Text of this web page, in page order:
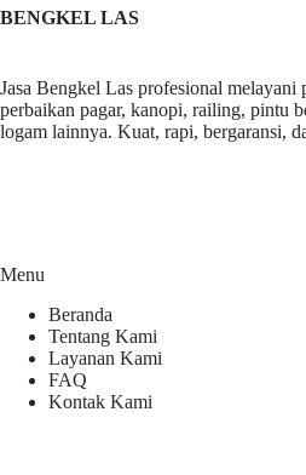
BENGKEL LAS
Jasa Bengkel Las profesional melayani
perbaikan pagar, kanopi, railing, pintu
logam lainnya. Kuat, rapi, bergaransi,
Menu
Beranda
Tentang Kami
Layanan Kami
FAQ
Kontak Kami